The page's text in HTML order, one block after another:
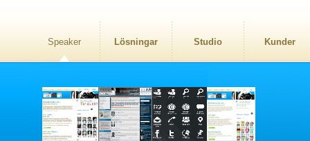
Speaker Lösningar Studio Kunder